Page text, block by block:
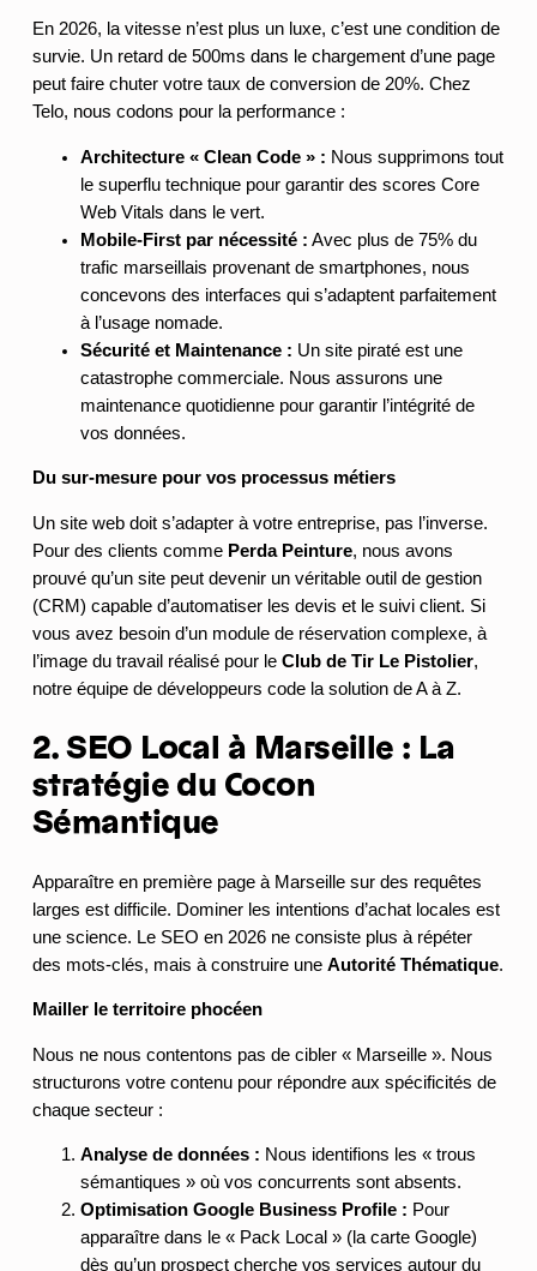
En 2026, la vitesse n’est plus un luxe, c’est une condition de
survie. Un retard de 500ms dans le chargement d’une page
peut faire chuter votre taux de conversion de 20%. Chez
Telo, nous codons pour la performance :
Architecture « Clean Code » : Nous supprimons tout
le superflu technique pour garantir des scores Core
Web Vitals dans le vert.
Mobile-First par nécessité : Avec plus de 75% du
trafic marseillais provenant de smartphones, nous
concevons des interfaces qui s’adaptent parfaitement
à l’usage nomade.
Sécurité et Maintenance : Un site piraté est une
catastrophe commerciale. Nous assurons une
maintenance quotidienne pour garantir l’intégrité de
vos données.
Du sur-mesure pour vos processus métiers
Un site web doit s’adapter à votre entreprise, pas l’inverse.
Pour des clients comme Perda Peinture, nous avons
prouvé qu’un site peut devenir un véritable outil de gestion
(CRM) capable d’automatiser les devis et le suivi client. Si
vous avez besoin d’un module de réservation complexe, à
l’image du travail réalisé pour le Club de Tir Le Pistolier,
notre équipe de développeurs code la solution de A à Z.
2. SEO Local à Marseille : La
stratégie du Cocon
Sémantique
Apparaître en première page à Marseille sur des requêtes
larges est difficile. Dominer les intentions d’achat locales est
une science. Le SEO en 2026 ne consiste plus à répéter
des mots-clés, mais à construire une Autorité Thématique.
Mailler le territoire phocéen
Nous ne nous contentons pas de cibler « Marseille ». Nous
structurons votre contenu pour répondre aux spécificités de
chaque secteur :
Analyse de données : Nous identifions les « trous
sémantiques » où vos concurrents sont absents.
Optimisation Google Business Profile : Pour
apparaître dans le « Pack Local » (la carte Google)
dès qu’un prospect cherche vos services autour du